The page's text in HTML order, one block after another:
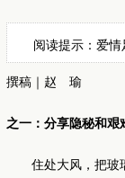
阅读提示：爱情
撰稿｜赵 瑜
之一：分享隐秘和艰
住处大风，把玻璃